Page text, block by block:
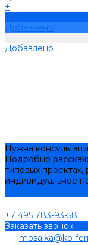
+
Добавлено
Добавлено
Нужна
Подробно
типовых проектах,
индивидуальное
+7 495 783-93-58
Заказать звонок
mosaika@kb-